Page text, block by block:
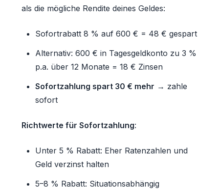
als die mögliche Rendite deines Geldes:
Sofortrabatt 8 % auf 600 € = 48 € gespart
Alternativ: 600 € in Tagesgeldkonto zu 3 %
p.a. über 12 Monate = 18 € Zinsen
Sofortzahlung spart 30 € mehr → zahle
sofort
Richtwerte für Sofortzahlung:
Unter 5 % Rabatt: Eher Ratenzahlen und
Geld verzinst halten
5–8 % Rabatt: Situationsabhängig